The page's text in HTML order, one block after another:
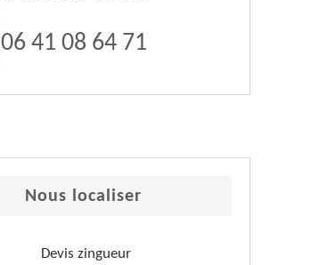
06 41 08 64 71
Nous localiser
Devis zingueur